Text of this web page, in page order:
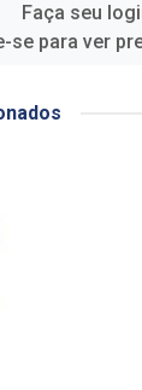
Faça seu
se para ver